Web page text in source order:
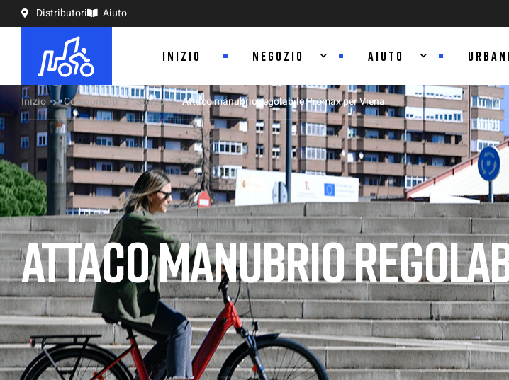
Distributori Aiuto
INIZIO NEGOZIO AIUTO
ATTACO MANUBRIO
Inizio Componenti Sterzo Attaco manubrio regolabile Promax per Viena